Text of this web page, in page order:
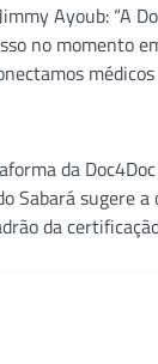
Ayoub:
no momento
da
Sabará sugere
da